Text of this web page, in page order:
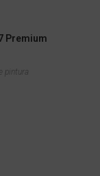
Premium
pintura